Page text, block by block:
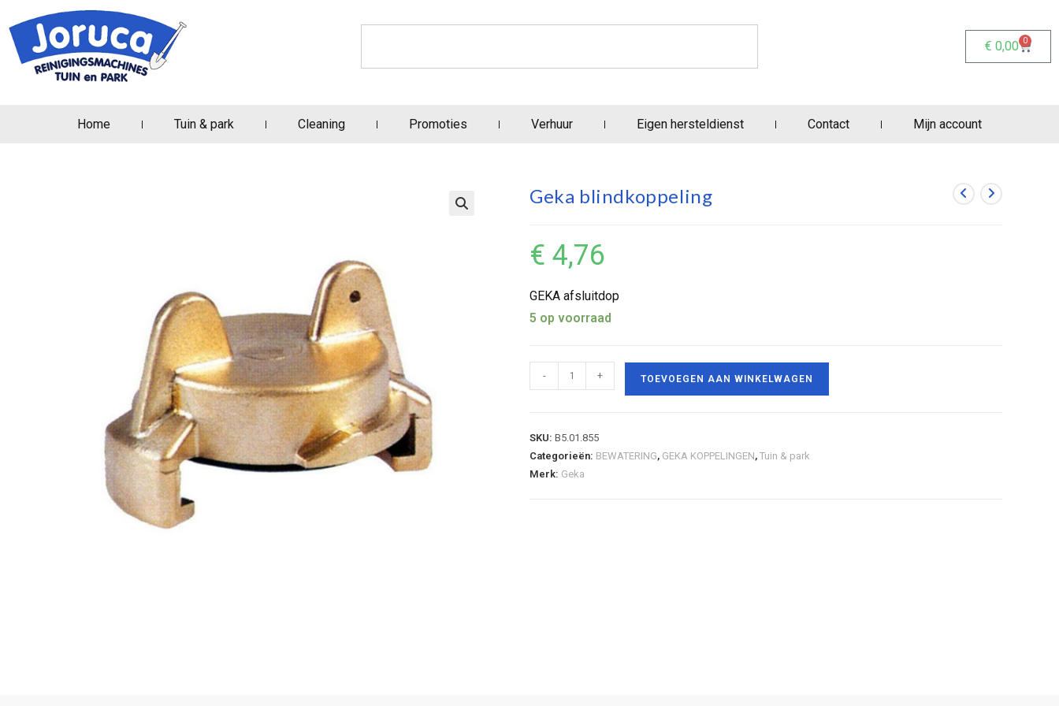
€ 0,00 0
Home Tuin & park Cleaning Promoties Verhuur Eigen hersteldienst Contact Mijn account
Geka blindkoppeling
€ 4,76
GEKA afsluitdop
5 op voorraad
- + TOEVOEGEN AAN WINKELWAGEN
SKU: B5.01.855
Categorieën: BEWATERING, GEKA KOPPELINGEN, Tuin & park
Merk: Geka